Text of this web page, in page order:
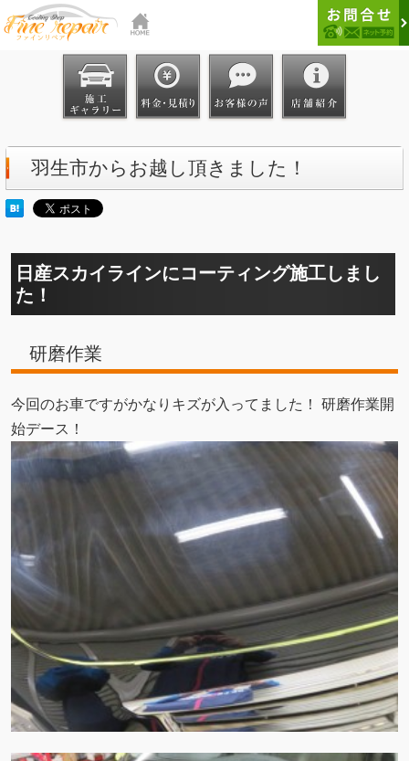
羽生市からお越し頂きました！
日産スカイラインにコーティング施工しまし
た！
研磨作業
今回のお車ですがかなりキズが入ってました！ 研磨作業開
始デース！